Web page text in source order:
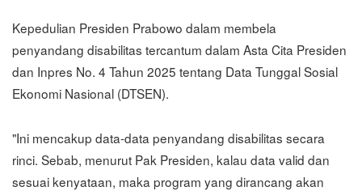
Kepedulian Presiden Prabowo dalam membela
penyandang disabilitas tercantum dalam Asta Cita Presiden
dan Inpres No. 4 Tahun 2025 tentang Data Tunggal Sosial
Ekonomi Nasional (DTSEN).
"Ini mencakup data-data penyandang disabilitas secara
rinci. Sebab, menurut Pak Presiden, kalau data valid dan
sesuai kenyataan, maka program yang dirancang akan